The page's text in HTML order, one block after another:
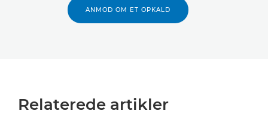
ANMOD OM ET OPKALD
Relaterede artikler